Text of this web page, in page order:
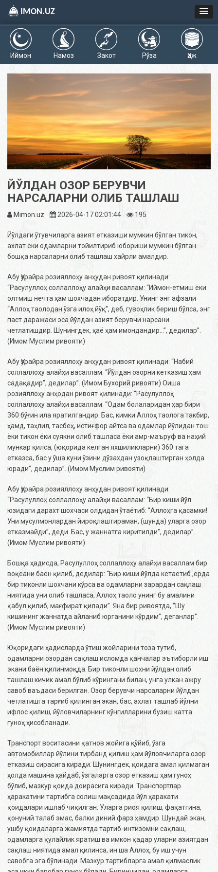
IMON.UZ
Иймон Намоз Закот Рўза Ҳаж
​​ЙЎЛДАН ОЗОР БЕРУВЧИ
НАРСАЛАРНИ ОЛИБ ТАШЛАШ
Mimon.uz 2026-04-17 02:01:44 195
Йўлдаги ўтувчиларга азият етказиши мумкин бўлган тикон,
ахлат ёки одамларни тойилтириб юбориши мумкин бўлган
бошқа нарсаларни олиб ташлаш хайрли амалдир.
Абу Ҳурайра розияллоҳу анҳудан ривоят қилинади:
“Расулуллоҳ соллаллоҳу алайҳи васаллам: “Иймон-етмиш ёки
олтмиш нечта ҳам шохчадан иборатдир. Унинг энг афзали
“Аллоҳ таолодан ўзга илоҳ йўқ”, деб, гувоҳлик бериш бўлса, энг
паст даражаси эса йўлдан азият берувчи нарсани
четлатишдир. Шунингдек, ҳаё ҳам имондандир...”, дедилар”.
(Имом Муслим ривояти)
Абу Ҳурайра розияллоҳу анҳудан ривоят қилинади: “Набий
соллаллоҳу алайҳи васаллам: “Йўлдан озорни кетказиш ҳам
садақадир”, дедилар”. (Имом Бухорий ривояти) Оиша
розияллоҳу анҳодан ривоят қилинади: “Расулуллоҳ
соллаллоҳу алайҳи васаллам: “Одам болаларидан ҳар бири
360 бўғин ила яратилгандир. Бас, кимки Аллоҳ таолога такбир,
ҳамд, таҳлил, тасбеҳ, истиғфор айтса ва одамлар йўлидан тош
ёки тикон ёки суякни олиб ташласа ёки амр-маъруф ва наҳий
мункар қилса, (юқорида келган яхшиликларни) 360 тага
етказса, бас у ўша куни ўзини дўзахдан узоқлаштирган ҳолда
юради”, дедилар”. (Имом Муслим ривояти)
Абу Ҳурайра розияллоҳу анҳудан ривоят қилинади:
“Расулуллоҳ соллаллоҳу алайҳи васаллам: “Бир киши йўл
юзидаги дарахт шохчаси олдидан ўтаётиб: “Аллоҳга қасамки!
Уни мусулмонлардан йироқлаштираман, (шунда) уларга озор
етказмайди”, деди. Бас, у жаннатга киритилди”, дедилар”.
(Имом Муслим ривояти)
Бошқа ҳадисда, Расулуллоҳ соллаллоҳу алайҳи васаллам бир
воқеани баён қилиб, дедилар: “Бир киши йўлда кетаётиб ,ерда
бир тиконли шохчани кўрса ва одамларни зарардан сақлаш
ниятида уни олиб ташласа, Аллоҳ таоло унинг бу амалини
қабул қилиб, мағфират қилади”. Яна бир ривоятда, “Шу
кишининг жаннатда айланиб юрганини кўрдим”, деганлар”.
(Имом Муслим ривояти)
Юқоридаги ҳадисларда ўтиш жойларини тоза тутиб,
одамларни озордан сақлаш исломда қанчалар эътиборли иш
экани баён қилинмоқда. Бир тиконли шохни йўлдан олиб
ташлаш кичик амал бўлиб кўрингани билан, унга улкан ажру
савоб ваъдаси берилган. Озор берувчи нарсаларни йўлдан
четлатишга тарғиб қилинган экан, бас, ахлат ташлаб йўлни
ифлос қилиш, йўловчиларнинг кўнгилларини бузиш катта
гуноҳ ҳисобланади.
Транспорт воситасини қатнов жойига қўйиб, ўзга
автомобиллар йўлини тирбанд қилиш ҳам йўловчиларга озор
етказиш сирасига киради. Шунингдек, қоидага амал қилмаган
ҳолда машина ҳайдаб, ўзгаларга озор етказиш ҳам гуноҳ
бўлиб, мазкур қоида доирасига киради. Транспортлар
ҳаракатини тартибга солиш мақсадида йўл ҳаракати
қоидалари ишлаб чиқилган. Уларга риоя қилиш, фақатгина,
қонуний талаб эмас, балки диний фарз ҳамдир. Шундай экан,
ушбу қоидаларга жамиятда тартиб-интизомни сақлаш,
одамларга қулайлик яратиш ва имкон қадар уларни азиятдан
сақлаш ниятида амал қилинса, ин ша Аллоҳ, бу иш учун
савобга эга бўлинади. Мазкур тартибларга амал қилмаслик